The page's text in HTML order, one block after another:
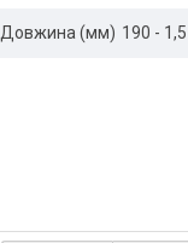
190 -
Довжина (мм)